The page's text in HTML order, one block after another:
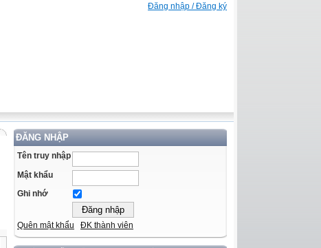
Đăng nhập / Đăng ký
ĐĂNG NHẬP
Tên truy nhập
Mật khẩu
Ghi nhớ
Quên mật khẩu ĐK thành viên